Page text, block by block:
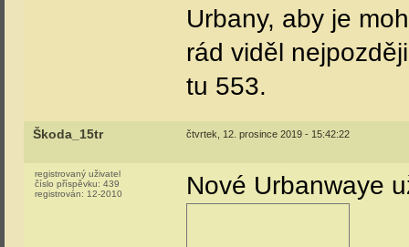
Urbany, aby je
rád viděl
tu 553.
Škoda_15tr čtvrtek, 12. prosince 2019 - 15:42:22
registrovaný uživatel
číslo příspěvku: 439
registrován: 12-2010 Nové Urbanwaye